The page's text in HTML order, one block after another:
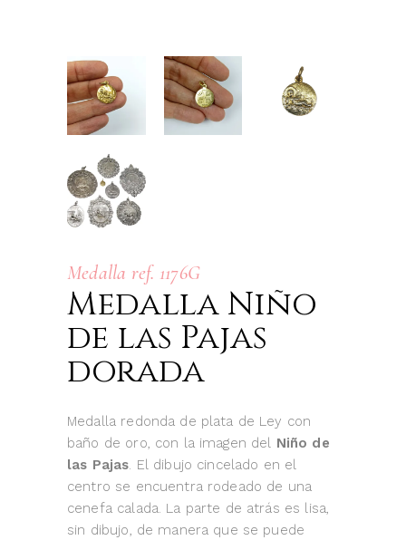
Medalla ref. 1176G
Medalla Niño
de las Pajas
dorada
Medalla redonda de plata de Ley con
baño de oro, con la imagen del Niño de
las Pajas. El dibujo cincelado en el
centro se encuentra rodeado de una
cenefa calada. La parte de atrás es lisa,
sin dibujo, de manera que se puede